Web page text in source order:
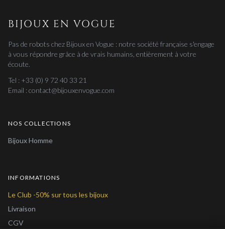
BIJOUX EN VOGUE
Pas de robots chez Bijoux en Vogue : notre société française s'engage
à vous répondre grâce à de vrais humains, entièrement à votre
écoute.
Tel : +33 (0) 9 72 40 33 21
Email : contact@bijouxenvogue.com
NOS COLLECTIONS
Bijoux Homme
INFORMATIONS
Le Club -50% sur tous les bijoux
Livraison
CGV